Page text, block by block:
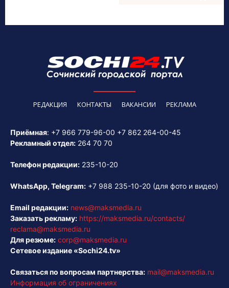
РЕДАКЦИЯ КОНТАКТЫ ВАКАНСИИ РЕКЛАМА
Приёмная: +7 966 779-96-00 +7 862 264-00-45
Рекламный отдел: 264 70 70
Телефон редакции: 235-10-20
WhatsApp, Telegram: +7 988 235-10-20 (для фото и видео)
Email редакции: news@maksmedia.ru
Заказать рекламу: https://maksmedia.ru/contacts/
reclama@maksmedia.ru
Для резюме: corp@maksmedia.ru
Сетевое издание «Sochi24.tv»
Связаться по вопросам партнерства: mail@maksmedia.ru
Информация об ограничениях